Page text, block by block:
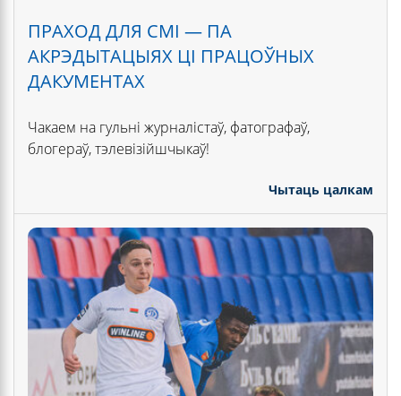
ПРАХОД ДЛЯ СМІ — ПА
АКРЭДЫТАЦЫЯХ ЦІ ПРАЦОЎНЫХ
ДАКУМЕНТАХ
Чакаем на гульні журналістаў, фатографаў,
блогераў, тэлевізійшчыкаў!
Чытаць цалкам